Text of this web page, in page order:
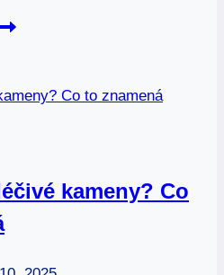
kameny? Co